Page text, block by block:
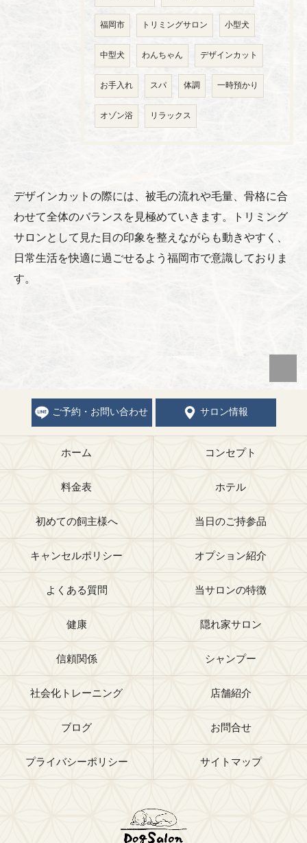
福岡市 トリミングサロン 小型犬
中型犬 わんちゃん デザインカット
お手入れ スパ 体調 一時預かり
オゾン浴 リラックス
デザインカットの際には、被毛の流れや毛量、骨格に合
わせて全体のバランスを見極めていきます。トリミング
サロンとして見た目の印象を整えながらも動きやすく、
日常生活を快適に過ごせるよう福岡市で意識しておりま
す。
ご予約・お問い合わせ サロン情報
ホーム コンセプト
料金表 ホテル
初めての飼主様へ 当日のご持参品
キャンセルポリシー オプション紹介
よくある質問 当サロンの特徴
健康 隠れ家サロン
信頼関係 シャンプー
社会化トレーニング 店舗紹介
ブログ お問合せ
プライバシーポリシー サイトマップ